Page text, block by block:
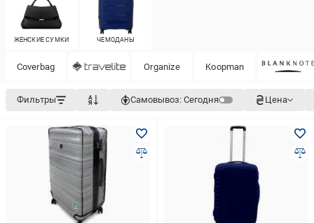
ЖЕНСКИЕ СУМКИ ЧЕМОДАНЫ
Coverbag Organize Koopman
Фильтры Самовывоз: Сегодня Цена